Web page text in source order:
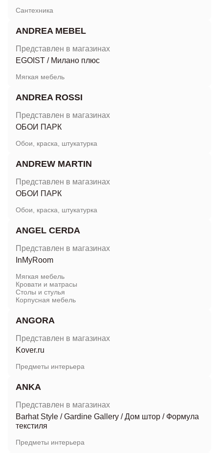
Сантехника
ANDREA MEBEL
Представлен в магазинах
EGOIST / Милано плюс
Мягкая мебель
ANDREA ROSSI
Представлен в магазинах
ОБОИ ПАРК
Обои, краска, штукатурка
ANDREW MARTIN
Представлен в магазинах
ОБОИ ПАРК
Обои, краска, штукатурка
ANGEL CERDA
Представлен в магазинах
InMyRoom
Мягкая мебель
Кровати и матрасы
Столы и стулья
Корпусная мебель
ANGORA
Представлен в магазинах
Kover.ru
Предметы интерьера
ANKA
Представлен в магазинах
Barhat Style /Gardine Gallery /Дом штор / Формула
текстиля
Предметы интерьера